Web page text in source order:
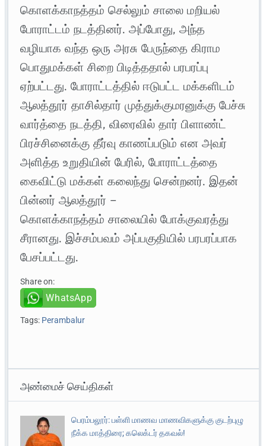
கொளக்காநத்தம் செல்லும் சாலை மறியல்
போராட்டம் நடத்தினர். அப்போது, அந்த
வழியாக வந்த ஒரு அரசு பேருந்தை கிராம
பொதுமக்கள் சிறை பிடித்ததால் பரபரப்பு
ஏற்பட்டது. போராட்டத்தில் ஈடுபட்ட மக்களிடம்
ஆலத்தூர் தாசில்தார் முத்துக்குமரனுக்கு பேச்சு
வார்த்தை நடத்தி, விரைவில் தார் பிளாண்ட்
பிரச்சினைக்கு தீர்வு காணப்படும் என அவர்
அளித்த உறுதியின் பேரில், போராட்டத்தை
கைவிட்டு மக்கள் கலைந்து சென்றனர். இதன்
பின்னர் ஆலத்தூர் –
கொளக்காநத்தம் சாலையில் போக்குவரத்து
சீரானது. இச்சம்பவம் அப்பகுதியில் பரபரப்பாக
பேசப்பட்டது.
Share on:
WhatsApp
Tags: Perambalur
அண்மைச் செய்திகள்
பெரம்பலூர்: பள்ளி மாணவ மாணவிகளுக்கு குடற்புழு
நீக்க மாத்திரை; கலெக்டர் தகவல்!